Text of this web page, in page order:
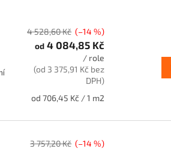
4 528,60 Kč (–14 %)
od 4 084,85 Kč
/ role
(od 3 375,91 Kč bez
DPH)
Měrná
od 706,45 Kč / 1 m2
3 757,20 Kč (–14 %)